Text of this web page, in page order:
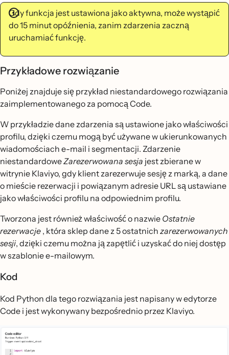
Gdy funkcja jest ustawiona jako aktywna, może wystąpić
do 15 minut opóźnienia, zanim zdarzenia zaczną
uruchamiać funkcję.
Przykładowe rozwiązanie
Poniżej znajduje się przykład niestandardowego rozwiązania
zaimplementowanego za pomocą Code.
W przykładzie dane zdarzenia są ustawione jako właściwości
profilu, dzięki czemu mogą być używane w ukierunkowanych
wiadomościach e-mail i segmentacji. Zdarzenie
niestandardoweZarezerwowana sesja jest zbierane w
witrynie Klaviyo, gdy klient zarezerwuje sesję z marką, a dane
o mieście rezerwacji i powiązanym adresie URL są ustawiane
jako właściwości profilu na odpowiednim profilu.
Tworzona jest również właściwość o nazwie Ostatnie
rezerwacje , która sklep dane z 5 ostatnich zarezerwowanych
sesji, dzięki czemu można ją zapętlić i uzyskać do niej dostęp
w szablonie e-mailowym.
Kod
Kod Python dla tego rozwiązania jest napisany w edytorze
Code i jest wykonywany bezpośrednio przez Klaviyo.